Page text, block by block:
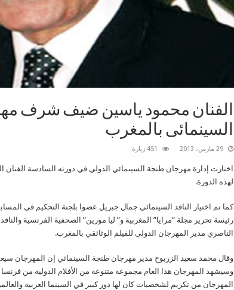
الفنان محمود ياسين ضيف شرف
السينمائى بالمغرب
29 مارس، 2013 451 زيارة
اختارت إدارة مهرجان طنجة السينمائي الدولي في دورته السادسة
لهذه الدورة.
كما تم اختيار الناقد السينمائي جمال جبريل عضوا بلجنة التحكيم في
رئيسة تحرير مجلة “مرايا” المغربية و” ليا مورين” الصحفية الفرنسية
الناصري مدير المهرجان الدولي للفيلم الوثائقي بالمغرب.
وسيشهد المهرجان هذا العام مجموعة متنوعة من الأفلام الدولية من
المهرجان من تكريم لشخصيات كان لها دور كبير في السينما العربية